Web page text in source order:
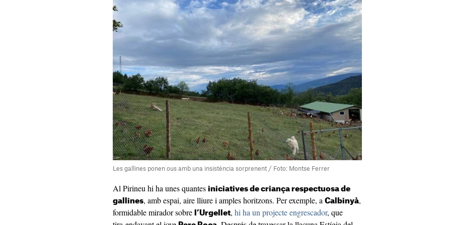
Les gallines ponen ous amb una insistència sorprenent / Foto: Montse Ferrer
Al Pirineu hi ha unes quantes iniciatives de criança respectuosa de
gallines, amb espai, aire lliure i amples horitzons. Per exemple, a Calbinyà,
formidable mirador sobre l’Urgellet, hi ha un projecte engrescador, que